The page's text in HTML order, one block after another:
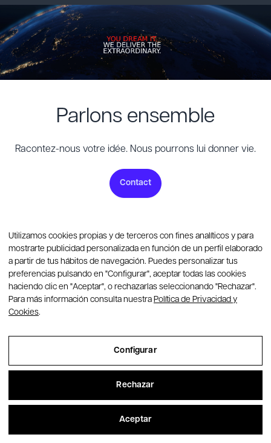
Parlons ensemble
Racontez-nous votre idée. Nous pourrons lui donner vie.
Contact
Membres de:
Utilizamos cookies propias y de terceros con fines analíticos y para
mostrarte publicidad personalizada en función de un perfil elaborado
a partir de tus hábitos de navegación. Puedes personalizar tus
preferencias pulsando en "Configurar", aceptar todas las cookies
haciendo clic en "Aceptar", o rechazarlas seleccionando "Rechazar".
Para más información consulta nuestra Política de Privacidad y
Cookies.
Configurar
Rechazar
Aceptar